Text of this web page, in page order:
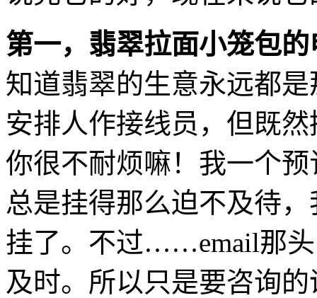
第一，翡翠拉面小笼包
知道翡翠的生意永远都
安排人作接线员，但既
你很不耐烦嘛！我一个
总是挂得那么迫不及待
挂了。不过……email那头
及时。所以只是要咨询